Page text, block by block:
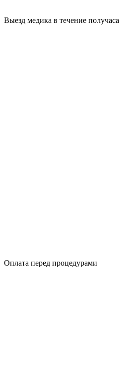
Выезд медика в течение получаса
Оплата перед процедурами